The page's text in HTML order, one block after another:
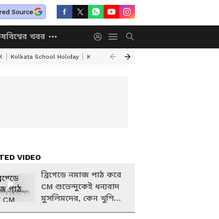
Source
বিশ্বের খবর
Kolkata School Holiday Kolkata Weather Update
VIDEO
PLAYING
ব্রিগেডে নমাজ পাঠ করে
CM শুভেন্দুকেই ধন্যবাদ
মুসলিমদের, কেন খুশি
জানালেন | EID Ul Adha